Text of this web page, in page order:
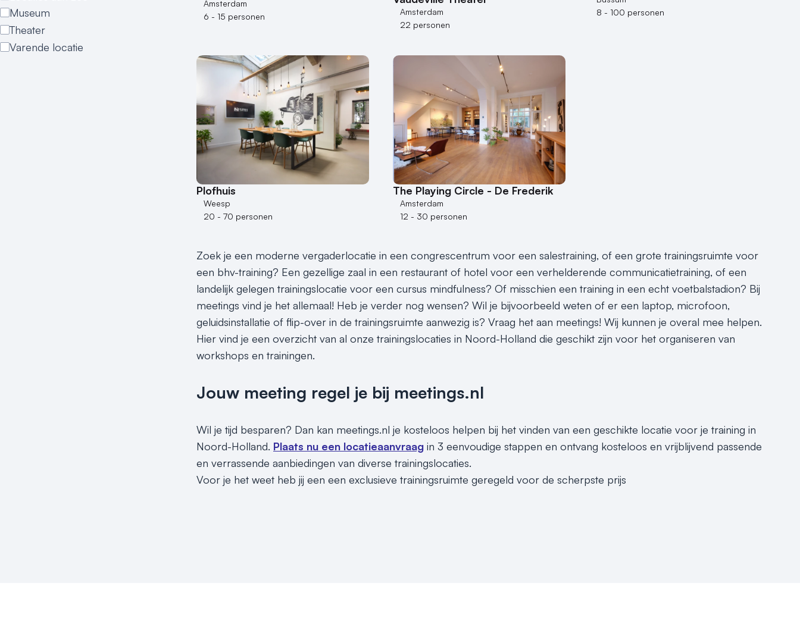
Museum
Theater
Varende locatie
Amsterdam
6 - 15 personen
Amsterdam
22 personen
8 - 100 personen
Plofhuis
Weesp
20 - 70 personen
The Playing Circle - De Frederik
Amsterdam
12 - 30 personen
Zoek je een moderne vergaderlocatie in een congrescentrum voor een salestraining, of een grote trainingsruimte voor
een bhv-training? Een gezellige zaal in een restaurant of hotel voor een verhelderende communicatietraining, of een
landelijk gelegen trainingslocatie voor een cursus mindfulness? Of misschien een training in een echt voetbalstadion? Bij
meetings vind je het allemaal! Heb je verder nog wensen? Wil je bijvoorbeeld weten of er een laptop, microfoon,
geluidsinstallatie of flip-over in de trainingsruimte aanwezig is? Vraag het aan meetings! Wij kunnen je overal mee helpen.
Hier vind je een overzicht van al onze trainingslocaties in Noord-Holland die geschikt zijn voor het organiseren van
workshops en trainingen.
Jouw meeting regel je bij meetings.nl
Wil je tijd besparen? Dan kan meetings.nl je kosteloos helpen bij het vinden van een geschikte locatie voor je training in
Noord-Holland. Plaats nu een locatieaanvraag in 3 eenvoudige stappen en ontvang kosteloos en vrijblijvend passende
en verrassende aanbiedingen van diverse trainingslocaties.
Voor je het weet heb jij een een exclusieve trainingsruimte geregeld voor de scherpste prijs